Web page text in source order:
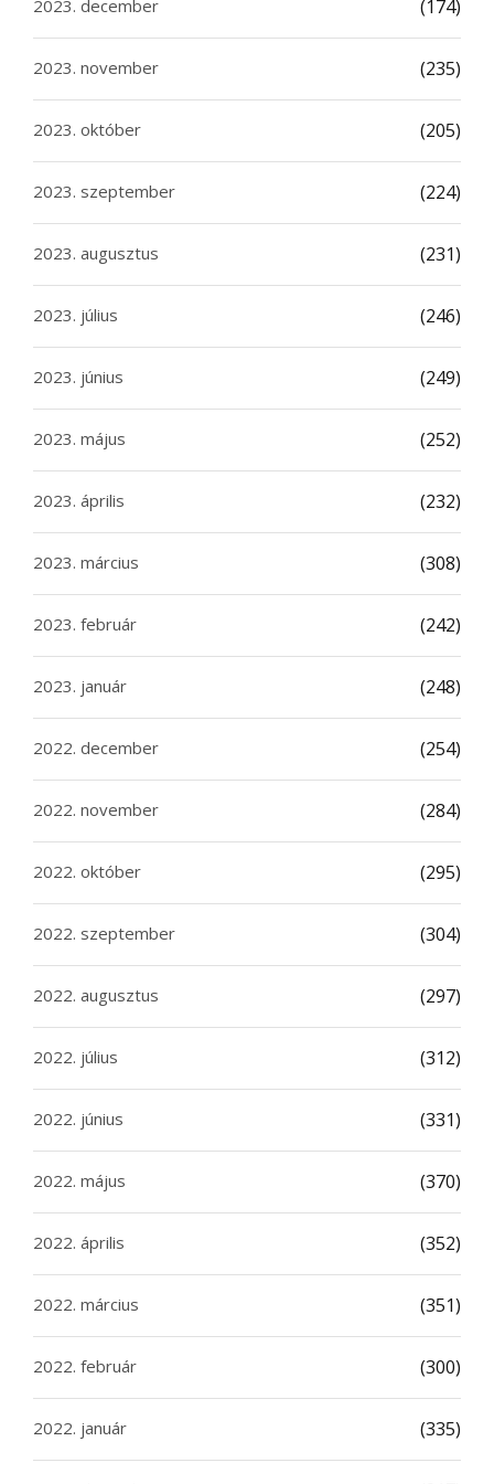
2023. december (174)
2023. november (235)
2023. október (205)
2023. szeptember (224)
2023. augusztus (231)
2023. július (246)
2023. június (249)
2023. május (252)
2023. április (232)
2023. március (308)
2023. február (242)
2023. január (248)
2022. december (254)
2022. november (284)
2022. október (295)
2022. szeptember (304)
2022. augusztus (297)
2022. július (312)
2022. június (331)
2022. május (370)
2022. április (352)
2022. március (351)
2022. február (300)
2022. január (335)